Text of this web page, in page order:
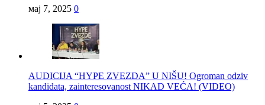
мај 7, 2025 0
AUDICIJA “HYPE ZVEZDA” U NIŠU! Ogroman odziv
kandidata, zainteresovanost NIKAD VEĆA! (VIDEO)